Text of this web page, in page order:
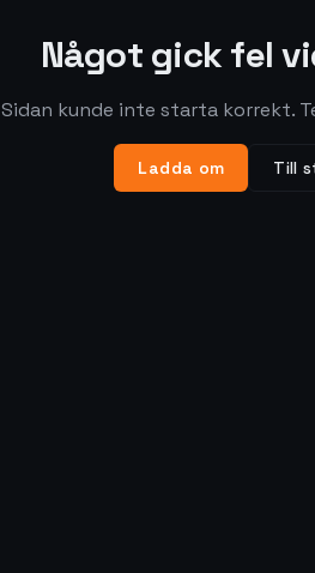
Något gick fel
Sidan kunde inte starta korrekt.
Ladda om Till